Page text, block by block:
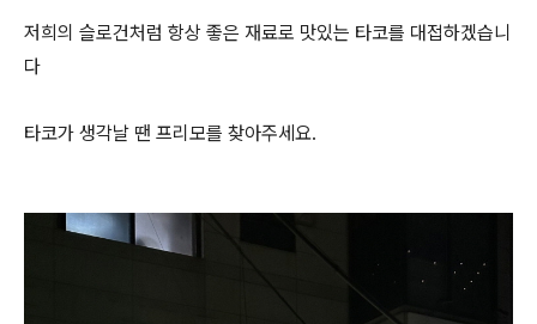
저희의 슬로건처럼 항상 좋은 재료로 맛있는 타코를 대접하겠습니
다
타코가 생각날 땐 프리모를 찾아주세요.